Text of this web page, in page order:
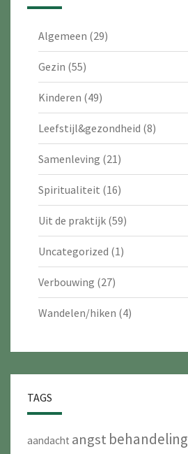
Algemeen (29)
Gezin (55)
Kinderen (49)
Leefstijl&gezondheid (8)
Samenleving (21)
Spiritualiteit (16)
Uit de praktijk (59)
Uncategorized (1)
Verbouwing (27)
Wandelen/hiken (4)
TAGS
aandacht angst behandeling